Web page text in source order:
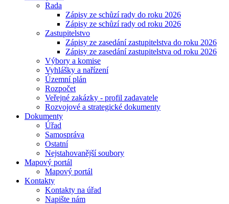
Rada
Zápisy ze schůzí rady do roku 2026
Zápisy ze schůzí rady od roku 2026
Zastupitelstvo
Zápisy ze zasedání zastupitelstva do roku 2026
Zápisy ze zasedání zastupitelstva od roku 2026
Výbory a komise
Vyhlášky a nařízení
Územní plán
Rozpočet
Veřejné zakázky - profil zadavatele
Rozvojové a strategické dokumenty
Dokumenty
Úřad
Samospráva
Ostatní
Nejstahovanější soubory
Mapový portál
Mapový portál
Kontakty
Kontakty na úřad
Napište nám